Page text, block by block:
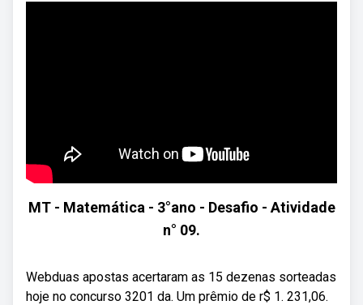
MT - Matemática - 3°ano - Desafio - Atividade
n° 09.
Webduas apostas acertaram as 15 dezenas sorteadas
hoje no concurso 3201 da. Um prêmio de r$ 1. 231,06.